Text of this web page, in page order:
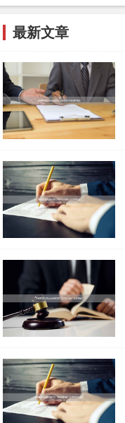
如果你的工作符合以下
1.参与核心业务环节：
业务员，直接参
。这些行为直接构成
2.提供关键技术支持：
发、维护用于诈骗、非
明知违法仍提供技术支
3.负责财务与资金流转：
负责接收、转移、隐匿
瞒犯罪所得罪或共犯。
获取异常高薪与提成：
最新文章